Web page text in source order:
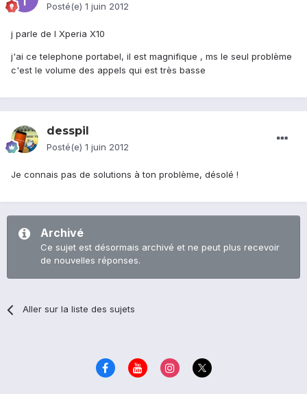
Posté(e) 1 juin 2012
j parle de l Xperia X10
j'ai ce telephone portabel, il est magnifique , ms le seul problème
c'est le volume des appels qui est très basse
desspil
Posté(e) 1 juin 2012
Je connais pas de solutions à ton problème, désolé !
Archivé
Ce sujet est désormais archivé et ne peut plus recevoir
de nouvelles réponses.
Aller sur la liste des sujets